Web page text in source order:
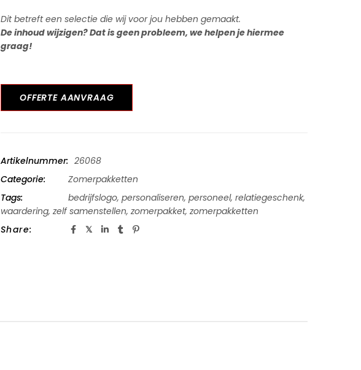
Dit betreft een selectie die wij voor jou hebben gemaakt.
De inhoud wijzigen? Dat is geen probleem, we helpen je hiermee
graag!
OFFERTE AANVRAAG
Artikelnummer: 26068
Categorie:
Zomerpakketten
Tags:
bedrijfslogo, personaliseren, personeel, relatiegeschenk,
waardering, zelf samenstellen, zomerpakket, zomerpakketten
Share: